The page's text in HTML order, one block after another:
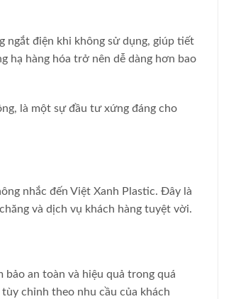
ngắt điện khi không sử dụng, giúp tiết
hạ hàng hóa trở nên dễ dàng hơn bao
là một sự đầu tư xứng đáng cho
nhắc đến Việt Xanh Plastic. Đây là
và dịch vụ khách hàng tuyệt vời.
bảo an toàn và hiệu quả trong quá
chỉnh theo nhu cầu của khách